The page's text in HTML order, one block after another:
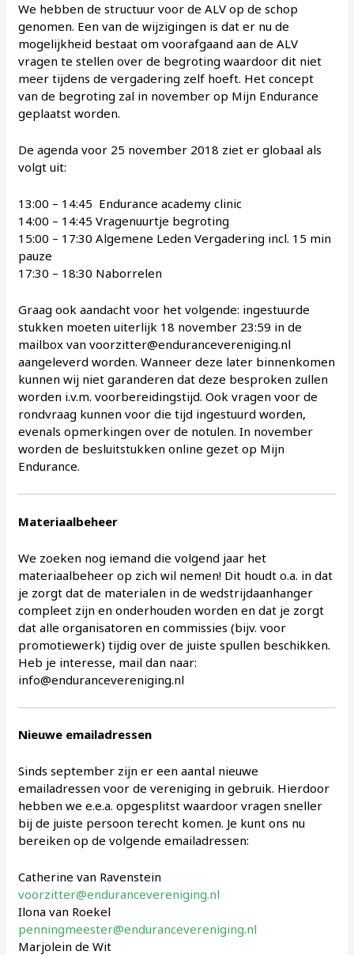
We hebben de structuur voor de ALV op de schop
genomen. Een van de wijzigingen is dat er nu de
mogelijkheid bestaat om voorafgaand aan de ALV
vragen te stellen over de begroting waardoor dit niet
meer tijdens de vergadering zelf hoeft. Het concept
van de begroting zal in november op Mijn Endurance
geplaatst worden.
De agenda voor 25 november 2018 ziet er globaal als
volgt uit:
13:00 – 14:45 Endurance academy clinic
14:00 – 14:45 Vragenuurtje begroting
15:00 – 17:30 Algemene Leden Vergadering incl. 15 min
pauze
17:30 – 18:30 Naborrelen
Graag ook aandacht voor het volgende: ingestuurde
stukken moeten uiterlijk 18 november 23:59 in de
mailbox van voorzitter@endurancevereniging.nl
aangeleverd worden. Wanneer deze later binnenkomen
kunnen wij niet garanderen dat deze besproken zullen
worden i.v.m. voorbereidingstijd. Ook vragen voor de
rondvraag kunnen voor die tijd ingestuurd worden,
evenals opmerkingen over de notulen. In november
worden de besluitstukken online gezet op Mijn
Endurance.
Materiaalbeheer
We zoeken nog iemand die volgend jaar het
materiaalbeheer op zich wil nemen! Dit houdt o.a. in dat
je zorgt dat de materialen in de wedstrijdaanhanger
compleet zijn en onderhouden worden en dat je zorgt
dat alle organisatoren en commissies (bijv. voor
promotiewerk) tijdig over de juiste spullen beschikken.
Heb je interesse, mail dan naar:
info@endurancevereniging.nl
Nieuwe emailadressen
Sinds september zijn er een aantal nieuwe
emailadressen voor de vereniging in gebruik. Hierdoor
hebben we e.e.a. opgesplitst waardoor vragen sneller
bij de juiste persoon terecht komen. Je kunt ons nu
bereiken op de volgende emailadressen:
Catherine van Ravenstein
voorzitter@endurancevereniging.nl
Ilona van Roekel
penningmeester@endurancevereniging.nl
Marjolein de Wit